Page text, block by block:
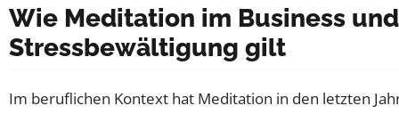
Wie Meditation im Business
Stressbewältigung gilt
Im beruflichen Kontext hat Meditation in den letzten